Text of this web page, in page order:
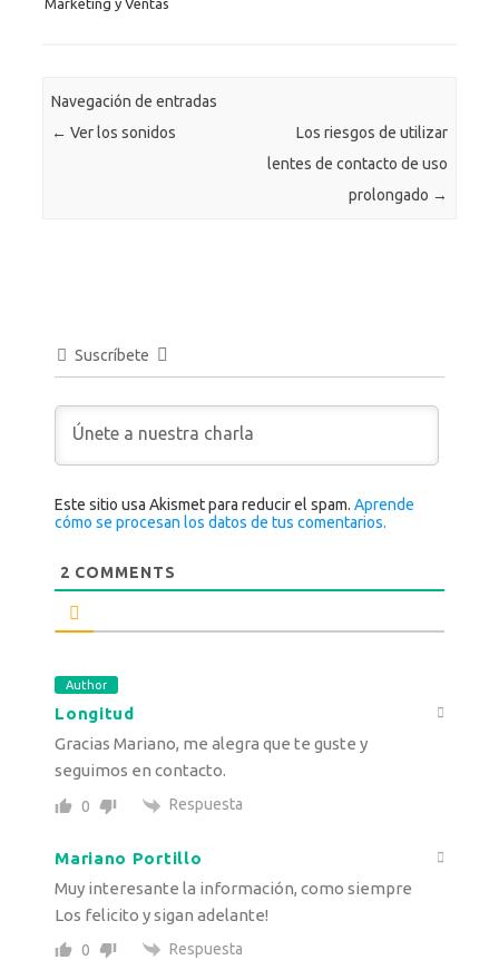
Navegación de entradas
← Ver los sonidos
Los riesgos de utilizar
lentes de contacto de uso
prolongado →
Suscríbete
Este sitio usa Akismet para reducir el spam.Aprende
cómo se procesan los datos de tus comentarios.
2 COMMENTS
Author
Longitud
Gracias Mariano, me alegra que te guste y
seguimos en contacto.
0 Respuesta
Mariano Portillo
Muy interesante la información, como siempre
Los felicito y sigan adelante!
0 Respuesta